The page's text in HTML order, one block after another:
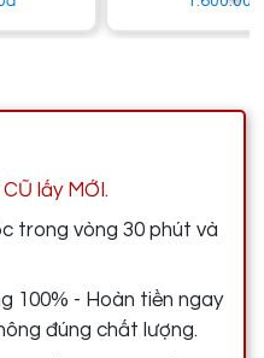
lấy MỚI.
trong vòng 30 phút và
100% - Hoàn tiền ngay
đúng chất lượng.